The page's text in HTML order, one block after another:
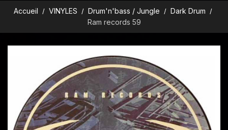
Accueil VINYLES Drum'n'bass / Jungle
Dark Drum
Ram records 59